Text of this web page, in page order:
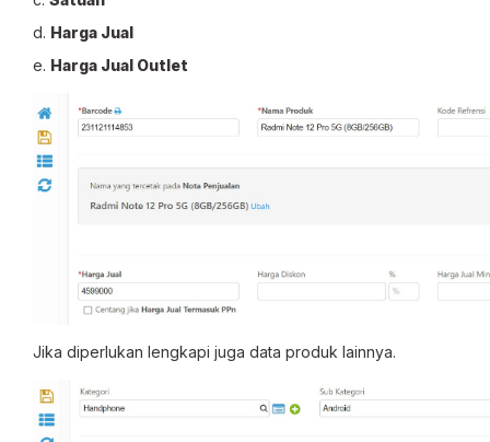
d. Harga Jual
e. Harga Jual Outlet
Jika diperlukan lengkapi juga data produk lainnya.